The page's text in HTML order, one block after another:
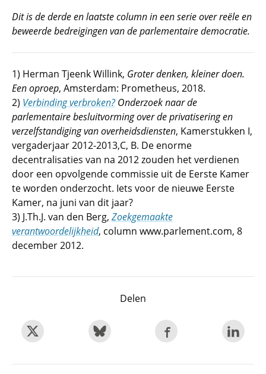
Dit is de derde en laatste column in een serie over reële en
beweerde bedreigingen van de parlementaire democratie.
1) Herman Tjeenk Willink, Groter denken, kleiner doen.
Een oproep, Amsterdam: Prometheus, 2018.
2) Verbinding verbroken? Onderzoek naar de
parlementaire besluitvorming over de privatisering en
verzelfstandiging van overheidsdiensten, Kamerstukken I,
vergaderjaar 2012-2013,C, B. De enorme
decentralisaties van na 2012 zouden het verdienen
door een opvolgende commissie uit de Eerste Kamer
te worden onderzocht. Iets voor de nieuwe Eerste
Kamer, na juni van dit jaar?
3) J.Th.J. van den Berg, Zoekgemaakte
verantwoordelijkheid, column www.parlement.com, 8
december 2012.
Delen